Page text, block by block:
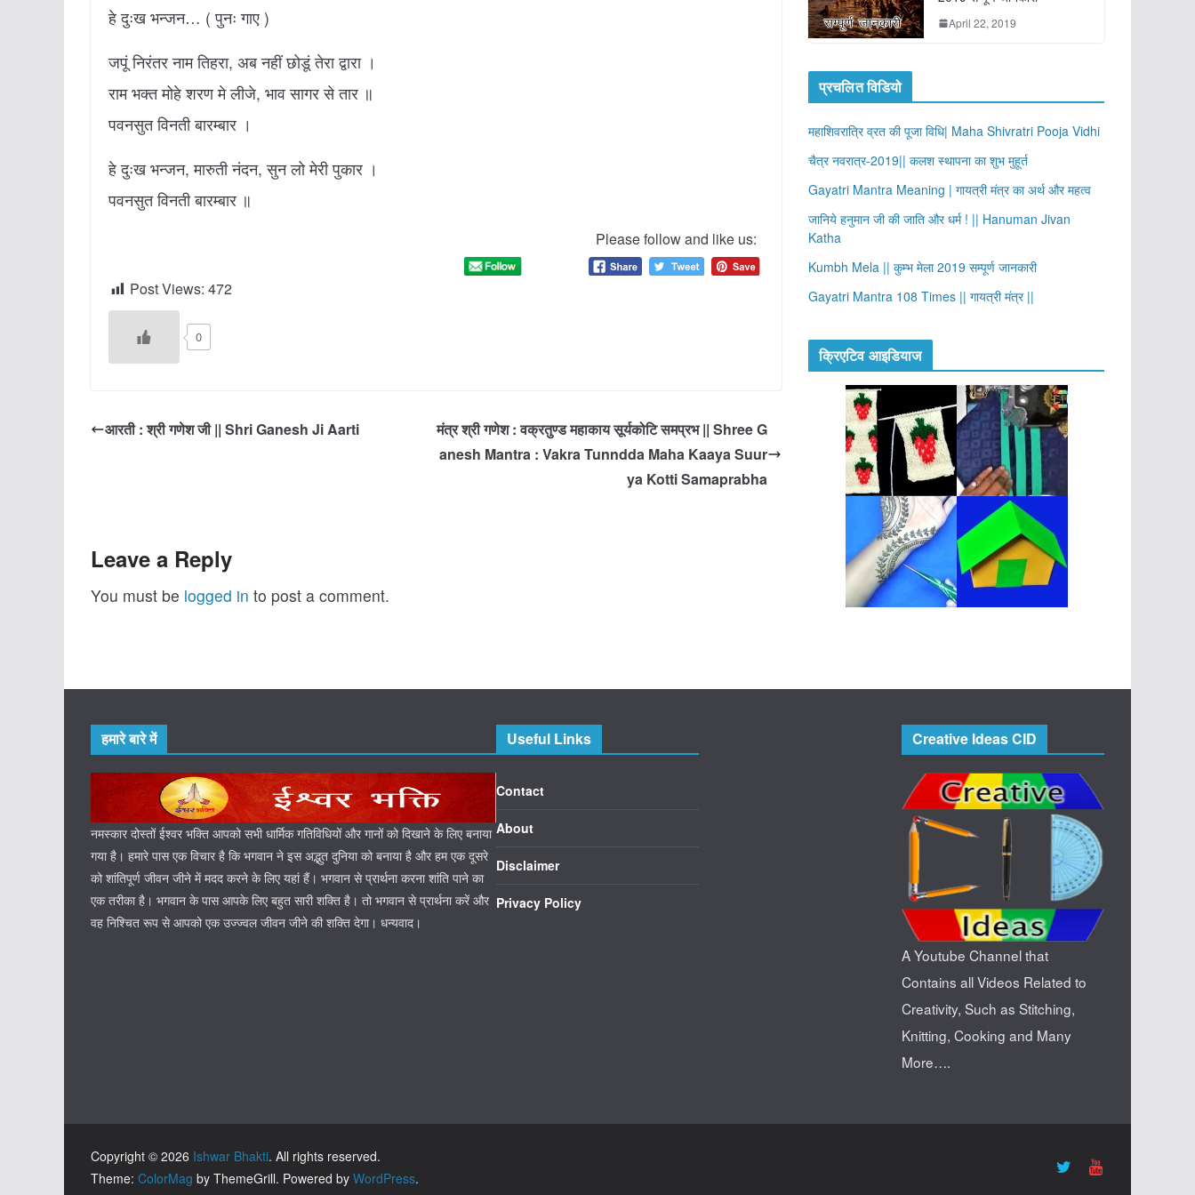
हे दुःख भन्जन… ( पुनः गाए )
जपूं निरंतर नाम तिहरा, अब नहीं छोडूं तेरा द्वारा ।
राम भक्त मोहे शरण मे लीजे, भाव सागर से तार ॥
पवनसुत विनती बारम्बार ।
हे दुःख भन्जन, मारुती नंदन, सुन लो मेरी पुकार ।
पवनसुत विनती बारम्बार ॥
Please follow and like us:
Post Views: 472
0
आरती : श्री गणेश जी || Shri Ganesh Ji Aarti
मंत्र श्री गणेश : वक्रतुण्ड महाकाय सूर्यकोटि समप्रभ || Shree G
anesh Mantra : Vakra Tunndda Maha Kaaya Suur
ya Kotti Samaprabha
Leave a Reply
You must be logged in to post a comment.
April 22, 2019
प्रचलित विडियो
महाशिवरात्रि व्रत की पूजा विधि| Maha Shivratri Pooja Vidhi
चैत्र नवरात्र-2019|| कलश स्थापना का शुभ मुहूर्त
Gayatri Mantra Meaning | गायत्री मंत्र का अर्थ और महत्व
जानिये हनुमान जी की जाति और धर्म ! || Hanuman Jivan
Katha
Kumbh Mela || कुम्भ मेला 2019 सम्पूर्ण जानकारी
Gayatri Mantra 108 Times || गायत्री मंत्र ||
क्रिएटिव आइडियाज
हमारे बारे में
नमस्कार दोस्तों ईश्वर भक्ति आपको सभी धार्मिक गतिविधियों और गानों को दिखाने के लिए बनाया
गया है। हमारे पास एक विचार है कि भगवान ने इस अद्भुत दुनिया को बनाया है और हम एक दूसरे
को शांतिपूर्ण जीवन जीने में मदद करने के लिए यहां हैं। भगवान से प्रार्थना करना शांति पाने का
एक तरीका है। भगवान के पास आपके लिए बहुत सारी शक्ति है। तो भगवान से प्रार्थना करें और
वह निश्चित रूप से आपको एक उज्ज्वल जीवन जीने की शक्ति देगा। धन्यवाद।
Useful Links
Contact
About
Disclaimer
Privacy Policy
Creative Ideas CID
A Youtube Channel that
Contains all Videos Related to
Creativity, Such as Stitching,
Knitting, Cooking and Many
More….
Copyright © 2026 Ishwar Bhakti. All rights reserved.
Theme: ColorMag by ThemeGrill. Powered by WordPress.